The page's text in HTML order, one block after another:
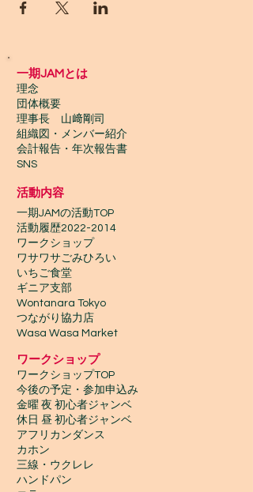
一期JAMとは
理念
団体概要
理事長 山﨑剛司
組織図・メンバー紹介
会計報告​・年次報告書
SNS
活動内容
一期JAMの活動TOP
​活動履歴2022-2014
ワークショップ
ワサワサごみひろい
いちご食堂
ギニア支部
Wontanara Tokyo
​つながり協力店
Wasa Wasa Market​
​ワークショップ
ワークショップTOP
今後の予定・参加申込み
金曜 夜 初心者ジャンベ
休日 昼 初心者ジャンベ
アフリカンダンス
カホン
三線・ウクレレ
ハンドパン